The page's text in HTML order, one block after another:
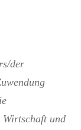
der
Wirtschaft und